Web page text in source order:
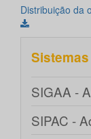
Distribuição da
SIGAA -
SIPAC -